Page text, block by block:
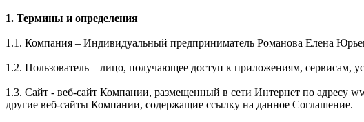
1. Термины и определения
1.1. Компания – Индивидуальный предприниматель Романова Елена
1.2. Пользователь – лицо, получающее доступ к приложениям, сервисам,
1.3. Сайт - веб-сайт Компании, размещенный в сети Интернет по адресу
другие веб-сайты Компании, содержащие ссылку на данное Соглашение.